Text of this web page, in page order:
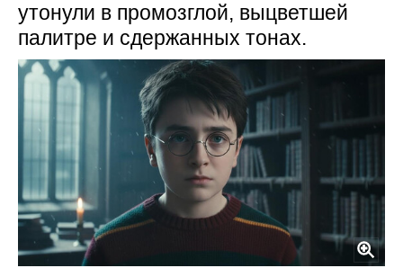
утонули в промозглой, выцветшей
палитре и сдержанных тонах.